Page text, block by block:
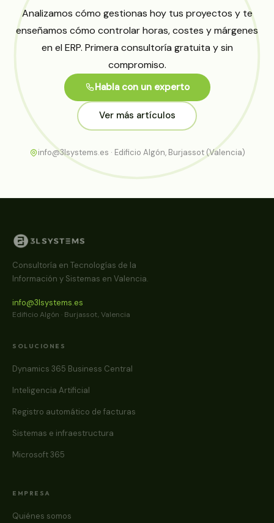
Analizamos cómo gestionas hoy tus proyectos y te
enseñamos cómo controlar horas, costes y márgenes
en el ERP. Primera consultoría gratuita y sin
compromiso.
Habla con un experto
Ver más artículos
info@3lsystems.es · Edificio Algón, Burjassot (Valencia)
Consultoría en Tecnologías de la
Información y Sistemas en Valencia.
info@3lsystems.es
Edificio Algón · Burjassot, Valencia
SOLUCIONES
Dynamics 365 Business Central
Inteligencia Artificial
Registro automático de facturas
Sistemas e infraestructura
Microsoft 365
EMPRESA
Quiénes somos